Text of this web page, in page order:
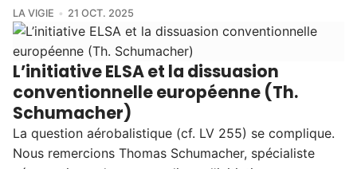
LA VIGIE 21 OCT. 2025
L’initiative ELSA et la dissuasion
conventionnelle européenne (Th.
Schumacher)
La question aérobalistique (cf. LV 255) se complique.
Nous remercions Thomas Schumacher, spécialiste